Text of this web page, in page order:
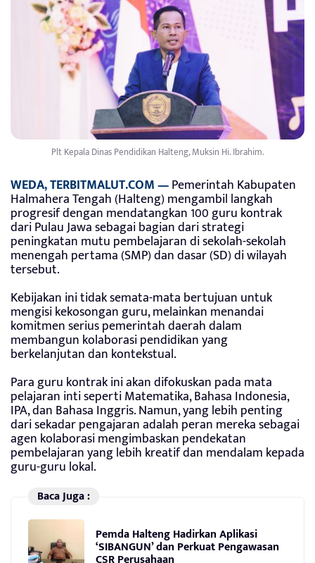
Plt Kepala Dinas Pendidikan Halteng, Muksin Hi. Ibrahim.
WEDA, TERBITMALUT.COM —Pemerintah Kabupaten
Halmahera Tengah (Halteng) mengambil langkah
progresif dengan mendatangkan 100 guru kontrak
dari Pulau Jawa sebagai bagian dari strategi
peningkatan mutu pembelajaran di sekolah-sekolah
menengah pertama (SMP) dan dasar (SD) di wilayah
tersebut.
Kebijakan ini tidak semata-mata bertujuan untuk
mengisi kekosongan guru, melainkan menandai
komitmen serius pemerintah daerah dalam
membangun kolaborasi pendidikan yang
berkelanjutan dan kontekstual.
Para guru kontrak ini akan difokuskan pada mata
pelajaran inti seperti Matematika, Bahasa Indonesia,
IPA, dan Bahasa Inggris. Namun, yang lebih penting
dari sekadar pengajaran adalah peran mereka sebagai
agen kolaborasi mengimbaskan pendekatan
pembelajaran yang lebih kreatif dan mendalam kepada
guru-guru lokal.
Baca Juga :
Pemda Halteng Hadirkan Aplikasi
‘SIBANGUN’ dan Perkuat Pengawasan